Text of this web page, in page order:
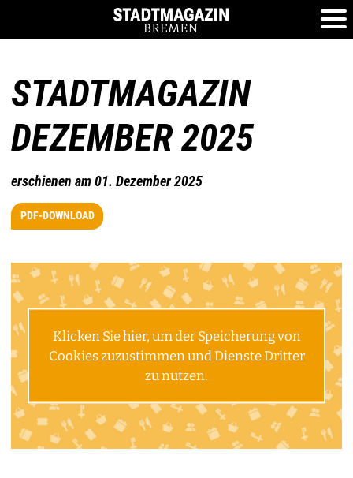
STADTMAGAZIN
DEZEMBER 2025
erschienen am 01. Dezember 2025
PDF-DOWNLOAD
Klicken Sie hier, um der Speicherung von
Cookies zuzustimmen und Dienste Dritter
zu nutzen.